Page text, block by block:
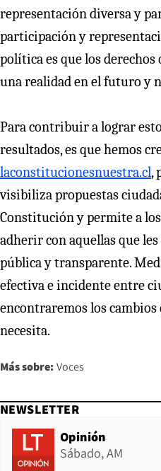
representación diversa y
participación y
política es que los derechos
una realidad en el futuro y
Para contribuir a lograr
resultados, es que hemos
laconstitucionesnuestra.cl,
visibiliza propuestas
Constitución y permite a
adherir con aquellas que
pública y transparente.
efectiva e incidente entre
encontraremos los cambios
necesita.
Más sobre: Voces
NEWSLETTER
Opinión
Sábado, AM